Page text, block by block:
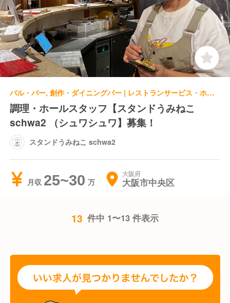
バル・バー, 創作・ダイニングバー | レストランサービス・ホールスタッフ | スタンドうみねこ schwa2
調理・ホールスタッフ【スタンドうみねこ
schwa2 （シュワシュワ】募集！
スタンドうみねこ schwa2
月収 25~30 大阪府
大阪市中央区
13 件中 1〜13 件表示